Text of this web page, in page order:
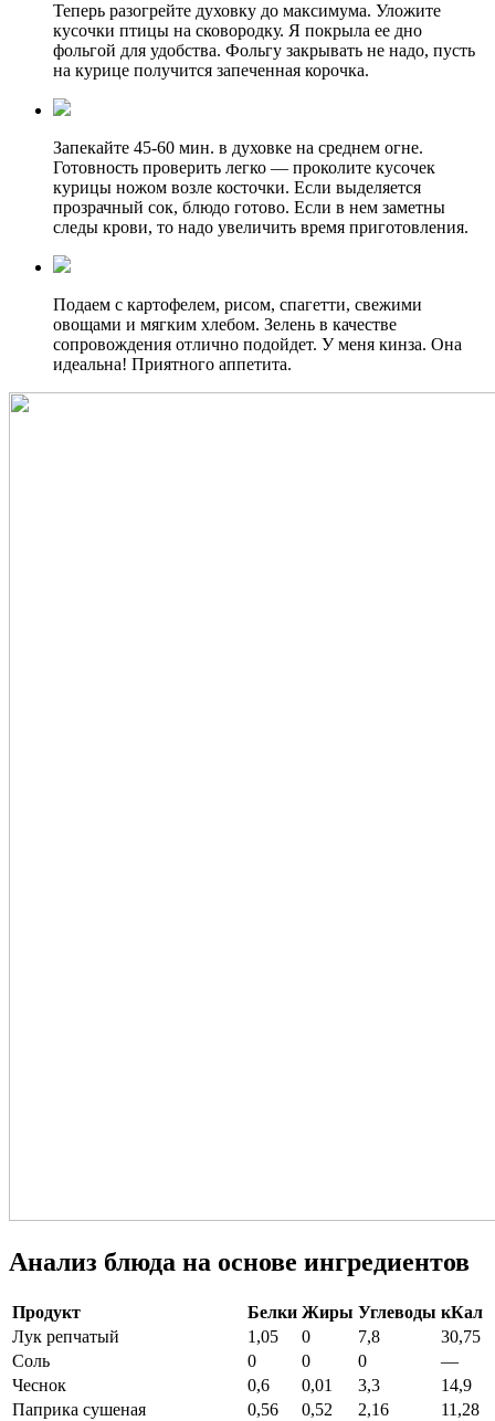
Теперь разогрейте духовку до максимума. Уложите
кусочки птицы на сковородку. Я покрыла ее дно
фольгой для удобства. Фольгу закрывать не надо, пусть
на курице получится запеченная корочка.
Запекайте 45-60 мин. в духовке на среднем огне.
Готовность проверить легко — проколите кусочек
курицы ножом возле косточки. Если выделяется
прозрачный сок, блюдо готово. Если в нем заметны
следы крови, то надо увеличить время приготовления.
Подаем с картофелем, рисом, спагетти, свежими
овощами и мягким хлебом. Зелень в качестве
сопровождения отлично подойдет. У меня кинза. Она
идеальна! Приятного аппетита.
Анализ блюда на основе ингредиентов
Продукт Белки Жиры Углеводы кКал
Лук репчатый
1,05 0 7,8
30,75
Соль
0 0 0
—
Чеснок
0,6 0,01 3,3
14,9
Паприка сушеная
0,56 0,52 2,16
11,28